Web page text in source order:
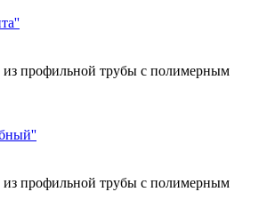
из профильной трубы с полимерным
из профильной трубы с полимерным